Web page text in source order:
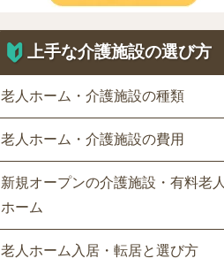
上手な介護施設の選び方
老人ホーム・介護施設の種類
老人ホーム・介護施設の費用
新規オープンの介護施設・有料老人
ホーム
老人ホーム入居・転居と選び方